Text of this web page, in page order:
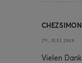
29. JULI 2018
Vielen